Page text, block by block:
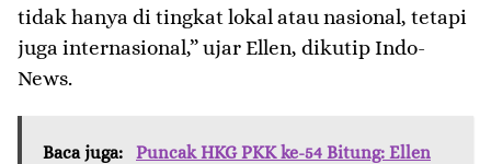
tidak hanya di tingkat lokal atau nasional, tetapi
juga internasional,” ujar Ellen, dikutip Indo-
News.
Baca juga:
Puncak HKG PKK ke-54 Bitung: Ellen